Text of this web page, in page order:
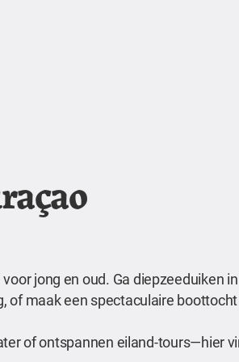
jong en oud. Ga
of maak een spectaculaire
of ontspannen eiland-tours—hier